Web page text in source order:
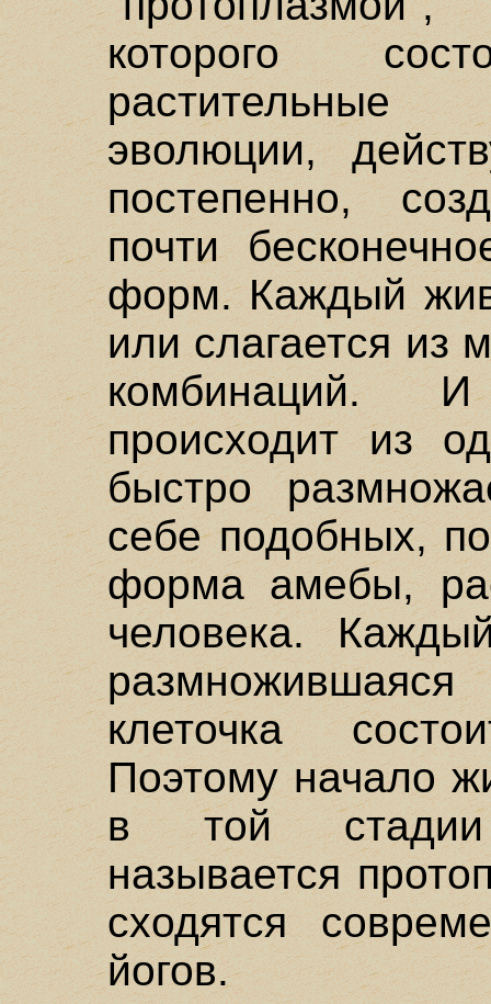
которого
растительные
эволюции,
постепенно,
почти
форм. Каждый
или слагается из
комбинаций.
происходит из
быстро
себе подобных,
форма амебы,
человека.
клеточка
Поэтому начало
в той стадии
называется
сходятся
йогов.